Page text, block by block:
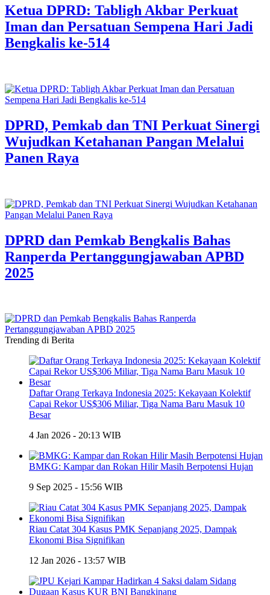
Ketua DPRD: Tabligh Akbar Perkuat
Iman dan Persatuan Sempena Hari Jadi
Bengkalis ke-514
DPRD, Pemkab dan TNI Perkuat Sinergi
Wujudkan Ketahanan Pangan Melalui
Panen Raya
DPRD dan Pemkab Bengkalis Bahas
Ranperda Pertanggungjawaban APBD
2025
Trending di Berita
Daftar Orang Terkaya Indonesia 2025: Kekayaan Kolektif
Capai Rekor US$306 Miliar, Tiga Nama Baru Masuk 10
Besar
4 Jan 2026 - 20:13 WIB
BMKG: Kampar dan Rokan Hilir Masih Berpotensi Hujan
9 Sep 2025 - 15:56 WIB
Riau Catat 304 Kasus PMK Sepanjang 2025, Dampak
Ekonomi Bisa Signifikan
12 Jan 2026 - 13:57 WIB